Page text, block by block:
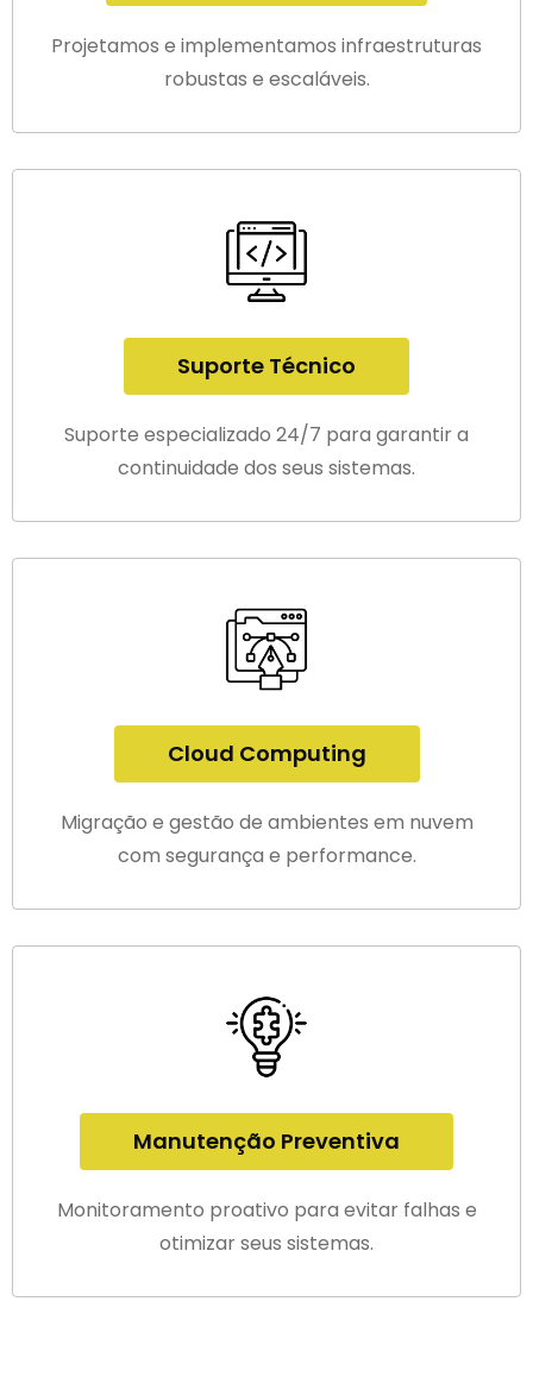
Projetamos e implementamos infraestruturas
robustas e escaláveis.
Suporte Técnico
Suporte especializado 24/7 para garantir a
continuidade dos seus sistemas.
Cloud Computing
Migração e gestão de ambientes em nuvem
com segurança e performance.
Manutenção Preventiva
Monitoramento proativo para evitar falhas e
otimizar seus sistemas.